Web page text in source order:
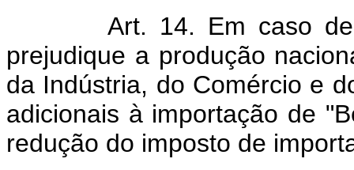
Art. 14. Em caso de
prejudique a produção
da Indústria, do Comércio e
adicionais à importação de
redução do imposto de